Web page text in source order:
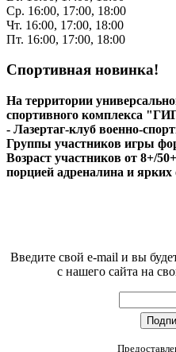
Ср. 16:00, 17:00, 18:00
Чт. 16:00, 17:00, 18:00
Пт. 16:00, 17:00, 18:00
Спортивная новинка!
На территории
спортивного комплекса
- Лазертаг-клуб военно-
Группы участников игры
Возраст участников от 8+/
порцией адреналина и
Введите свой e-mail и вы
с нашего сайта на